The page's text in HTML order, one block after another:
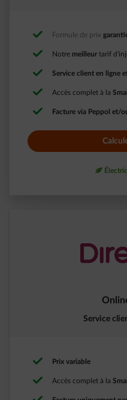
Formule de prix
Notre meilleurtarif
Service client en ligne
Accès complet à la
Facture via Peppol et/
leaf
Service
Prix variable
Accès complet à la